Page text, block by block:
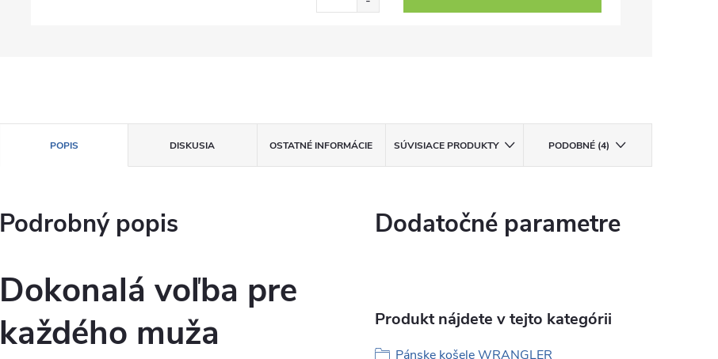
POPIS DISKUSIA OSTATNÉ INFORMÁCIE SÚVISIACE PRODUKTY PODOBNÉ (4)
Podrobný popis
Dokonalá voľba pre
každého muža
Dodatočné parametre
Produkt nájdete v tejto kategórii
Pánske košele WRANGLER